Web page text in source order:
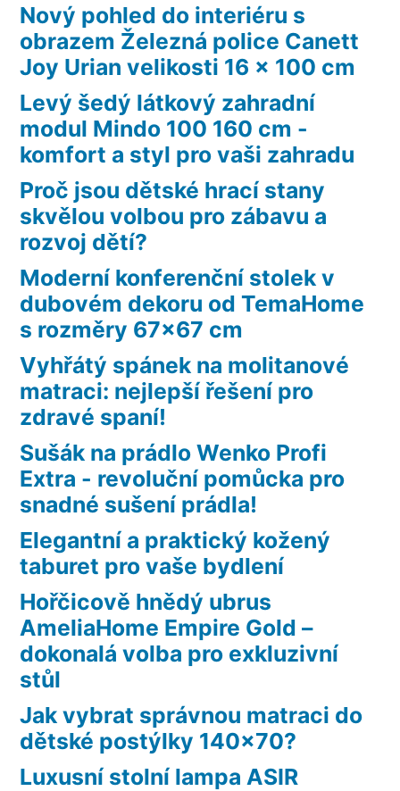
Nový pohled do interiéru s
obrazem Železná police Canett
Joy Urian velikosti 16 x 100 cm
Levý šedý látkový zahradní
modul Mindo 100 160 cm -
komfort a styl pro vaši zahradu
Proč jsou dětské hrací stany
skvělou volbou pro zábavu a
rozvoj dětí?
Moderní konferenční stolek v
dubovém dekoru od TemaHome
s rozměry 67×67 cm
Vyhřátý spánek na molitanové
matraci: nejlepší řešení pro
zdravé spaní!
Sušák na prádlo Wenko Profi
Extra - revoluční pomůcka pro
snadné sušení prádla!
Elegantní a praktický kožený
taburet pro vaše bydlení
Hořčicově hnědý ubrus
AmeliaHome Empire Gold –
dokonalá volba pro exkluzivní
stůl
Jak vybrat správnou matraci do
dětské postýlky 140×70?
Luxusní stolní lampa ASIR